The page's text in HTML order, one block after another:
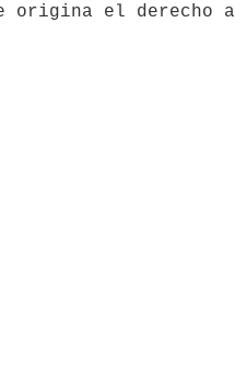
origina el derecho a